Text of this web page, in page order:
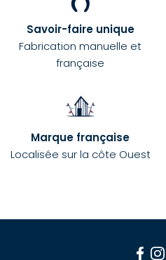
Savoir-faire unique
Fabrication manuelle et
française
Marque française
Localisée sur la côte Ouest